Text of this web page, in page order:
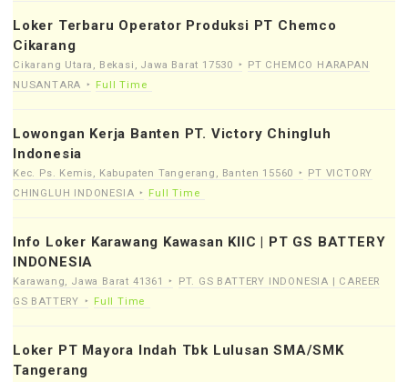
Loker Terbaru Operator Produksi PT Chemco
Cikarang
Cikarang Utara, Bekasi, Jawa Barat 17530
PT CHEMCO HARAPAN
NUSANTARA
Full Time
Lowongan Kerja Banten PT. Victory Chingluh
Indonesia
Kec. Ps. Kemis, Kabupaten Tangerang, Banten 15560
PT VICTORY
CHINGLUH INDONESIA
Full Time
Info Loker Karawang Kawasan KIIC | PT GS BATTERY
INDONESIA
Karawang, Jawa Barat 41361
PT. GS BATTERY INDONESIA | CAREER
GS BATTERY
Full Time
Loker PT Mayora Indah Tbk Lulusan SMA/SMK
Tangerang